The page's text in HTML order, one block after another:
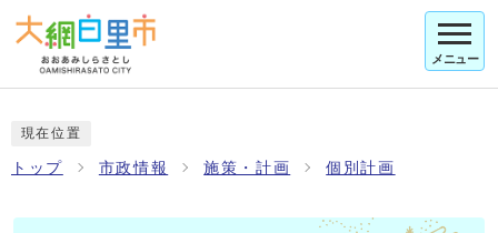
メニュー
現在位置
トップ 市政情報 施策・計画 個別計画